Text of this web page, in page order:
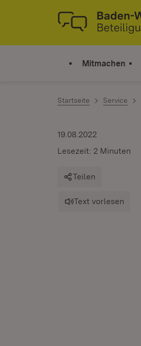
Zum Inhalt springen
Link zur Startseite
Mitmachen
Startseite Service
19.08.2022
Lesezeit: 2 Minuten
Teilen
Text vorlesen